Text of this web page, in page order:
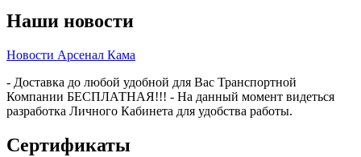
Наши новости
Новости Арсенал Кама
- Доставка до любой удобной для Вас Транспортной
Компании БЕСПЛАТНАЯ!!! - На данный момент видеться
разработка Личного Кабинета для удобства работы.
Сертификаты